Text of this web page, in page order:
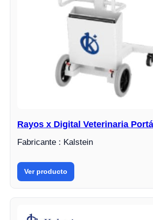
Rayos x Digital Veterinaria
Fabricante : Kalstein
Ver producto